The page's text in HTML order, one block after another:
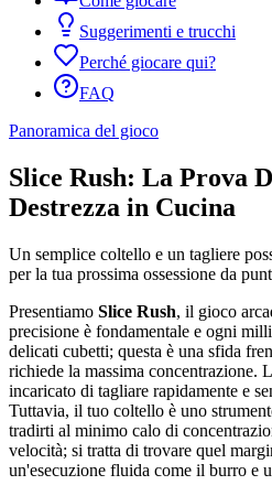
Suggerimenti e trucchi
Perché giocare qui?
FAQ
Panoramica del gioco
Slice Rush: La Prova
Destrezza in Cucina
Un semplice coltello e un tagliere
per la tua prossima ossessione da
Presentiamo Slice Rush, il gioco
precisione è fondamentale e ogni
delicati cubetti; questa è una sfida
richiede la massima concentrazione.
incaricato di tagliare rapidamente e
Tuttavia, il tuo coltello è uno
tradirti al minimo calo di
velocità; si tratta di trovare quel
un'esecuzione fluida come il burro e